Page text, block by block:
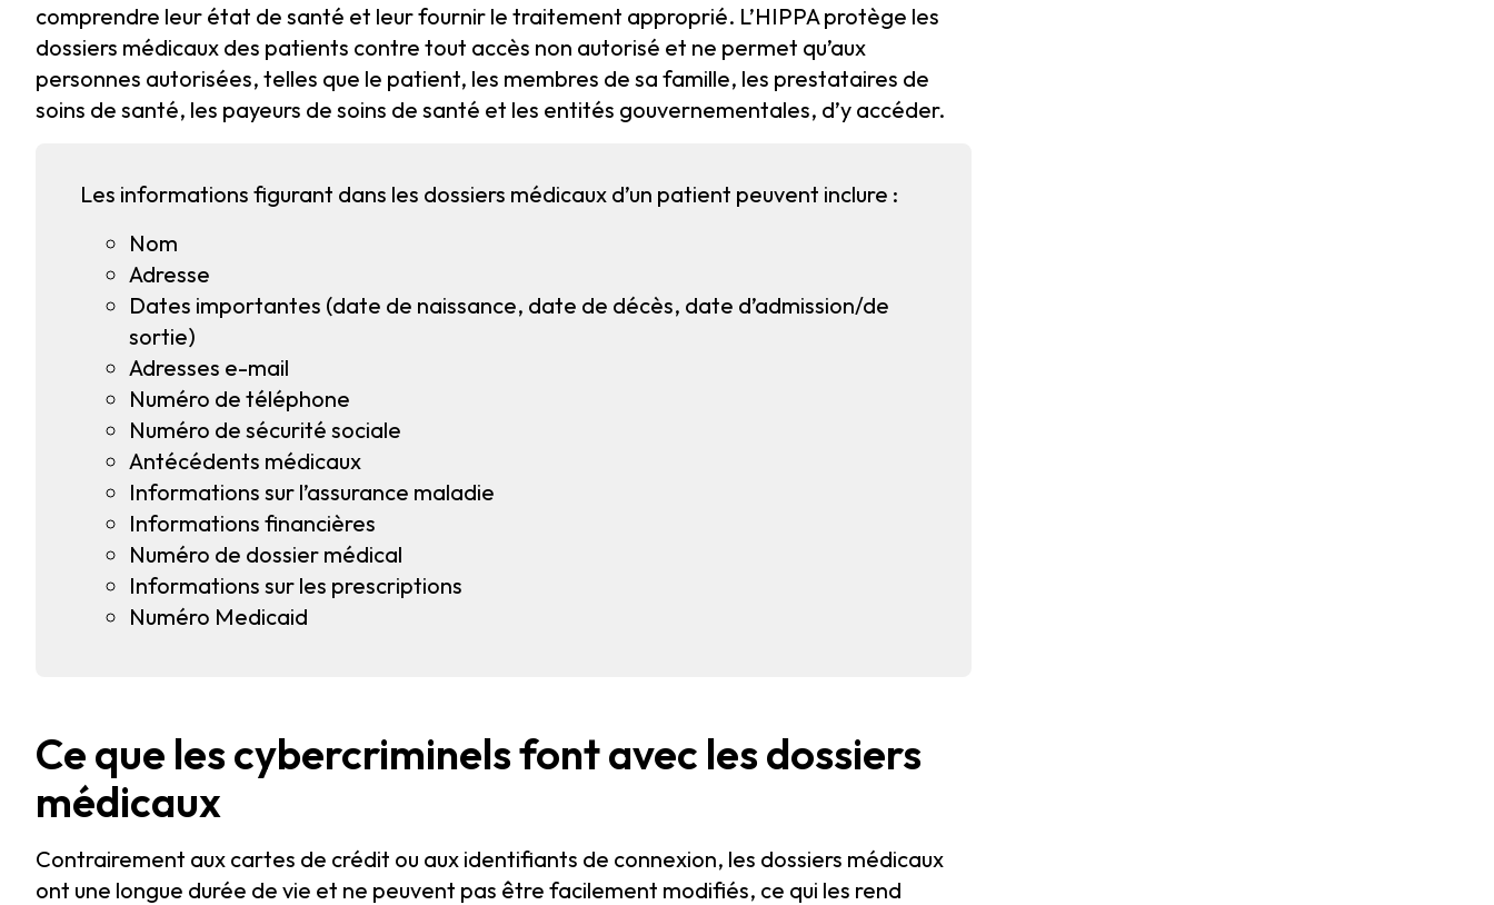
comprendre leur état de santé et leur fournir le traitement approprié. L’HIPPA protège les
dossiers médicaux des patients contre tout accès non autorisé et ne permet qu’aux
personnes autorisées, telles que le patient, les membres de sa famille, les prestataires de
soins de santé, les payeurs de soins de santé et les entités gouvernementales, d’y accéder.
Les informations figurant dans les dossiers médicaux d’un patient peuvent inclure :
Nom
Adresse
Dates importantes (date de naissance, date de décès, date d’admission/de
sortie)
Adresses e-mail
Numéro de téléphone
Numéro de sécurité sociale
Antécédents médicaux
Informations sur l’assurance maladie
Informations financières
Numéro de dossier médical
Informations sur les prescriptions
Numéro Medicaid
Ce que les cybercriminels font avec les dossiers
médicaux
Contrairement aux cartes de crédit ou aux identifiants de connexion, les dossiers médicaux
ont une longue durée de vie et ne peuvent pas être facilement modifiés, ce qui les rend